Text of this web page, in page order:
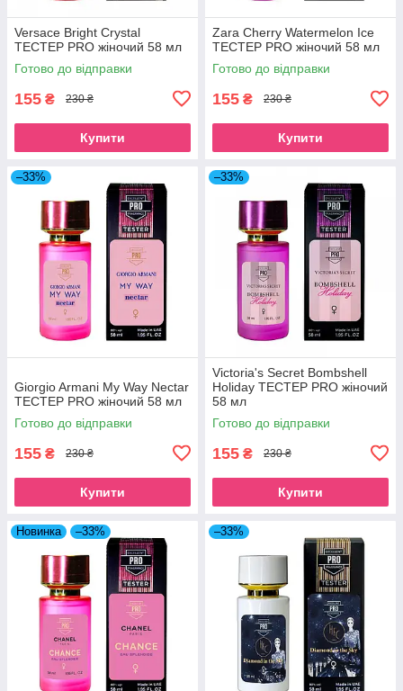
Versace Bright Crystal
ТЕСТЕР PRO жіночий 58 мл
Готово до відправки
155 ₴ 230 ₴
Купити
Zara Cherry Watermelon Ice
TECТЕР PRO жіночий 58 мл
Готово до відправки
155 ₴ 230 ₴
Купити
–33%
Giorgio Armani My Way Nectar
ТЕСТЕР PRO жіночий 58 мл
Готово до відправки
155 ₴ 230 ₴
Купити
–33%
Victoria's Secret Bombshell
Holiday ТЕСТЕР PRO жіночий
58 мл
Готово до відправки
155 ₴ 230 ₴
Купити
Новинка –33% –33%